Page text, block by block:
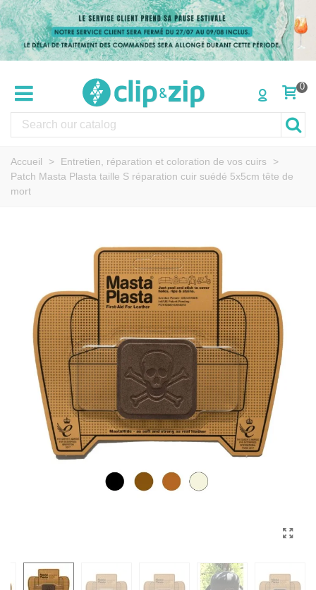
0
Accueil > Entretien, réparation et coloration de vos cuirs
>
Patch Masta Plasta taille S réparation cuir suédé 5x5cm tête de
mort